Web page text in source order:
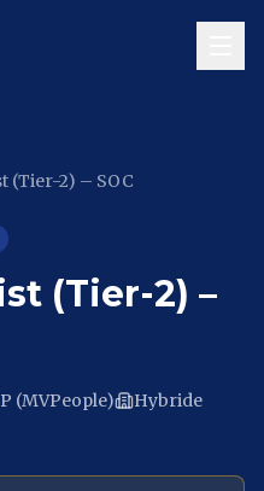
(Tier-2) – SOC
(Tier-2) –
(MVPeople)
Hybride